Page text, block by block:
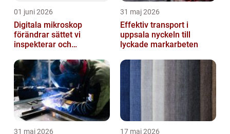
01 juni 2026
Digitala mikroskop
förändrar sättet vi
inspekterar och
31 maj 2026
Effektiv transport i
uppsala nyckeln till
lyckade markarbeten
31 maj 2026 17 maj 2026